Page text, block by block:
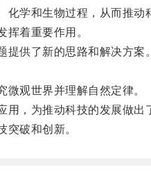
学和生物过程，从而推动
着重要作用。
供了新的思路和解决方案。
观世界并理解自然定律。
，为推动科技的发展做出
破和创新。